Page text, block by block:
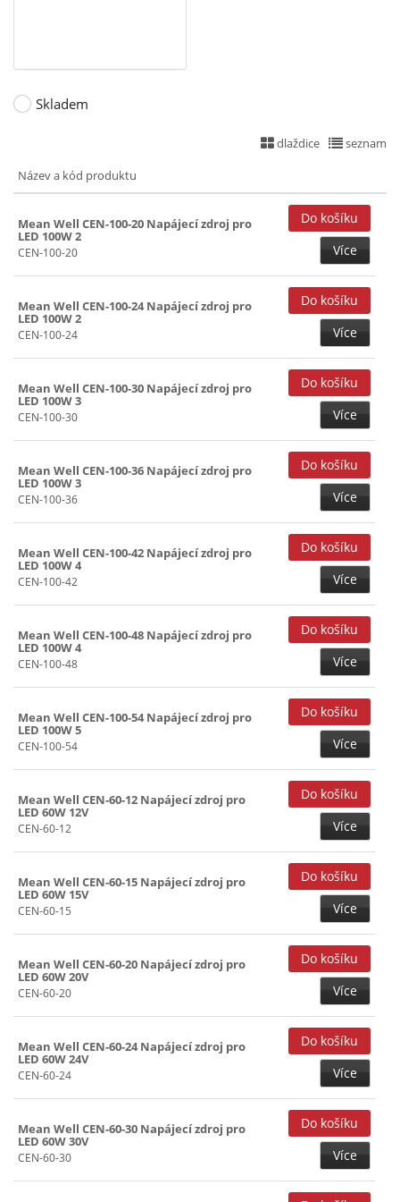
Skladem
dlaždice seznam
Název a kód produktu
Mean Well CEN-100-20 Napájecí zdroj pro
LED 100W 2
CEN-100-20 Více
Mean Well CEN-100-24 Napájecí zdroj pro
LED 100W 2
CEN-100-24 Více
Mean Well CEN-100-30 Napájecí zdroj pro
LED 100W 3
CEN-100-30 Více
Mean Well CEN-100-36 Napájecí zdroj pro
LED 100W 3
CEN-100-36 Více
Mean Well CEN-100-42 Napájecí zdroj pro
LED 100W 4
CEN-100-42 Více
Mean Well CEN-100-48 Napájecí zdroj pro
LED 100W 4
CEN-100-48 Více
Mean Well CEN-100-54 Napájecí zdroj pro
LED 100W 5
CEN-100-54 Více
Mean Well CEN-60-12 Napájecí zdroj pro
LED 60W 12V
CEN-60-12 Více
Mean Well CEN-60-15 Napájecí zdroj pro
LED 60W 15V
CEN-60-15 Více
Mean Well CEN-60-20 Napájecí zdroj pro
LED 60W 20V
CEN-60-20 Více
Mean Well CEN-60-24 Napájecí zdroj pro
LED 60W 24V
CEN-60-24 Více
Mean Well CEN-60-30 Napájecí zdroj pro
LED 60W 30V
CEN-60-30 Více